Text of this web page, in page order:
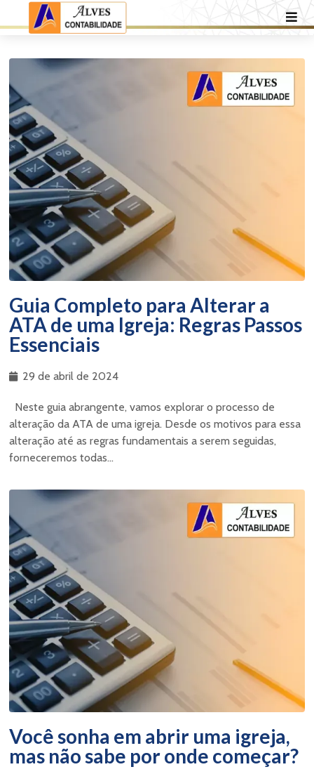
Guia Completo para Alterar a
ATA de uma Igreja: Regras Passos
Essenciais
29 de abril de 2024
Neste guia abrangente, vamos explorar o processo de
alteração da ATA de uma igreja. Desde os motivos para essa
alteração até as regras fundamentais a serem seguidas,
forneceremos todas...
Você sonha em abrir uma igreja,
mas não sabe por onde começar?